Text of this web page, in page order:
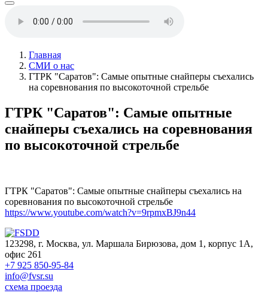
Главная
СМИ о нас
ГТРК "Саратов": Самые опытные снайперы съехались
на соревнования по высокоточной стрельбе
ГТРК "Саратов": Самые опытные
снайперы съехались на соревнования
по высокоточной стрельбе
ГТРК "Саратов": Самые опытные снайперы съехались на
соревнования по высокоточной стрельбе
https://www.youtube.com/watch?v=9rpmxBJ9n44
123298, г. Москва, ул. Маршала Бирюзова, дом 1, корпус 1А,
офис 261
+7 925 850-95-84
info@fvsr.su
схема проезда